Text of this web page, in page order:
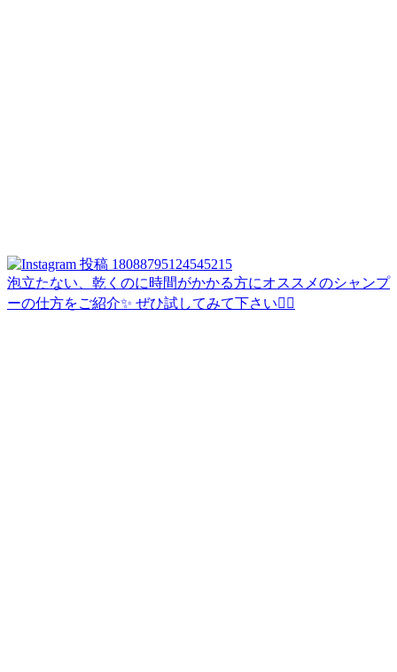
泡立たない、乾くのに時間がかかる方にオススメのシャンプ
ーの仕方をご紹介✨ ぜひ試してみて下さい🙇‍♀